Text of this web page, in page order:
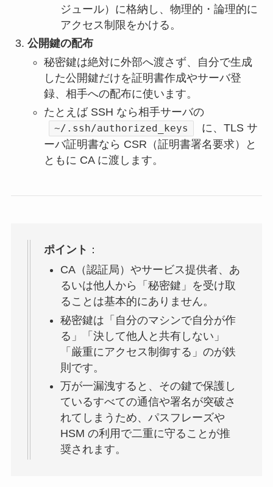
ジュール）に格納し、物理的・論理的に
アクセス制限をかける。
公開鍵の配布
秘密鍵は絶対に外部へ渡さず、自分で生成
した公開鍵だけを証明書作成やサーバ登
録、相手への配布に使います。
たとえば SSH なら相手サーバの
~/.ssh/authorized_keys
に、TLS サ
ーバ証明書なら CSR（証明書署名要求）と
ともに CA に渡します。
ポイント ：
CA（認証局）やサービス提供者、あ
るいは他人から「秘密鍵」を受け取
ることは基本的にありません。
秘密鍵は「自分のマシンで自分が作
る」「決して他人と共有しない」
「厳重にアクセス制御する」のが鉄
則です。
万が一漏洩すると、その鍵で保護し
ているすべての通信や署名が突破さ
れてしまうため、パスフレーズや
HSM の利用で二重に守ることが推
奨されます。